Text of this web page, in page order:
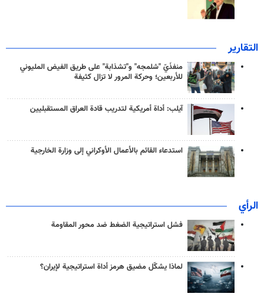
التقارير
منفذَيّ "شلمجه" و"تشذابة" على طريق الفيض المليوني
للأربعين؛ وحركة المرور لا تزال كثيفة
آيلب: أداة أمريكية لتدريب قادة العراق المستقبليين
استدعاء القائم بالأعمال الأوكراني إلى وزارة الخارجية
الرأي
فشل استراتيجية الضغط ضد محور المقاومة
لماذا يشكّل مضيق هرمز أداة استراتيجية لإيران؟